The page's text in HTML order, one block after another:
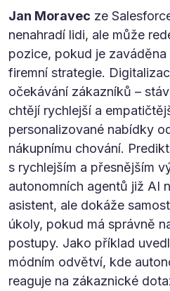
Jan Moravec ze
nenahradí lidi, ale může
pozice, pokud je
firemní strategie.
očekávání zákazníků –
chtějí rychlejší a
personalizované nabídky
nákupnímu chování.
s rychlejším a přesnějším
autonomních agentů již AI
asistent, ale dokáže
úkoly, pokud má správně
postupy. Jako příklad
módním odvětví, kde
reaguje na zákaznické